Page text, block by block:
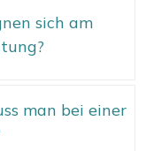
sich am
man bei einer